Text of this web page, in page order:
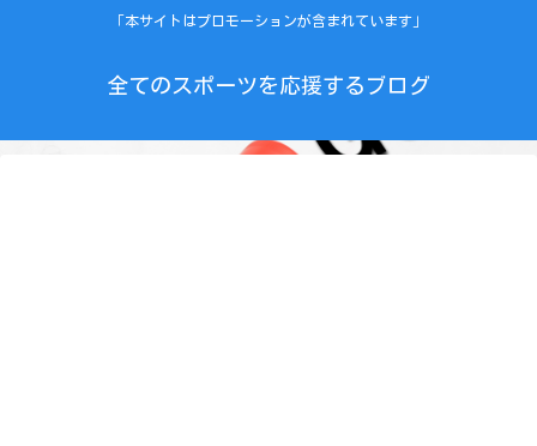
「本サイトはプロモーションが含まれています」
全てのスポーツを応援するブログ